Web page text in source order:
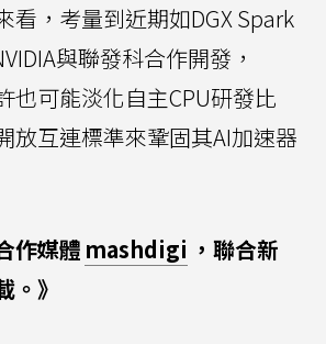
看，考量到近期如DGX Spark
與聯發科合作開發，
也可能淡化自主CPU研發比
放互連標準來鞏固其AI加速器
作媒體 mashdigi ，聯合新
。》